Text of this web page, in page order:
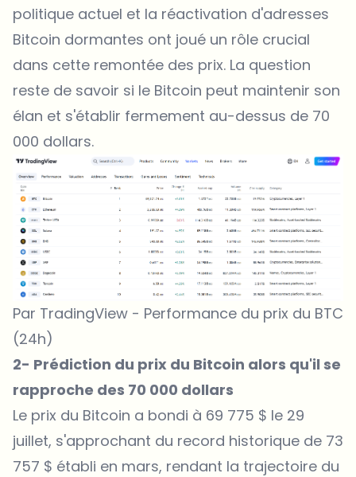
politique actuel et la réactivation d'adresses
Bitcoin dormantes ont joué un rôle crucial
dans cette remontée des prix. La question
reste de savoir si le Bitcoin peut maintenir son
élan et s'établir fermement au-dessus de 70
000 dollars.
Par TradingView - Performance du prix du BTC
(24h)
2- Prédiction du prix du Bitcoin alors qu'il se
rapproche des 70 000 dollars
Le prix du Bitcoin a bondi à 69 775 $ le 29
juillet, s'approchant du record historique de 73
757 $ établi en mars, rendant la trajectoire du